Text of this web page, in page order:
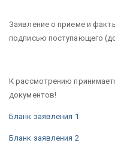
Заявление о приеме и
подписью поступающего
К рассмотрению
документов!
Бланк заявления 1
Бланк заявления 2